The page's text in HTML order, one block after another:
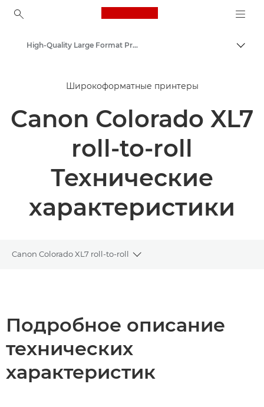
Canon Logo, back to
Решения и услуги
High-Quality Large Format Printers for CAD/GIS and Stunning Graphics
Широкоформатные принтеры
Canon Colorado XL7
roll-to-roll
Технические
характеристики
Canon Colorado XL7 roll-to-roll
Toggle breadcrumbs
Подробное описание
технических
характеристик